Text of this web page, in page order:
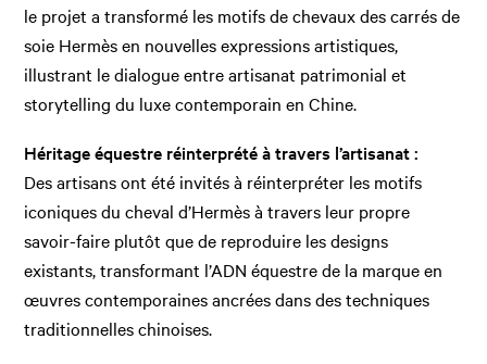
le projet a transformé les motifs de chevaux des carrés de
soie Hermès en nouvelles expressions artistiques,
illustrant le dialogue entre artisanat patrimonial et
storytelling du luxe contemporain en Chine.
Héritage équestre réinterprété à travers l’artisanat :
Des artisans ont été invités à réinterpréter les motifs
iconiques du cheval d’Hermès à travers leur propre
savoir-faire plutôt que de reproduire les designs
existants, transformant l’ADN équestre de la marque en
œuvres contemporaines ancrées dans des techniques
traditionnelles chinoises.